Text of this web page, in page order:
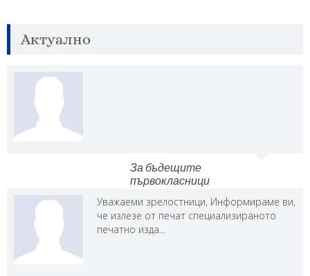
Актуално
За бъдещите
първокласници
Уважаеми зрелостници, Информираме ви,
че излезе от печат специализираното
печатно изда...